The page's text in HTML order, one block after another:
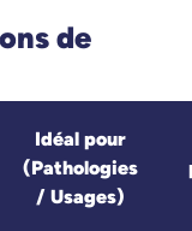
de
Idéal pour
(Pathologies
/ Usages)